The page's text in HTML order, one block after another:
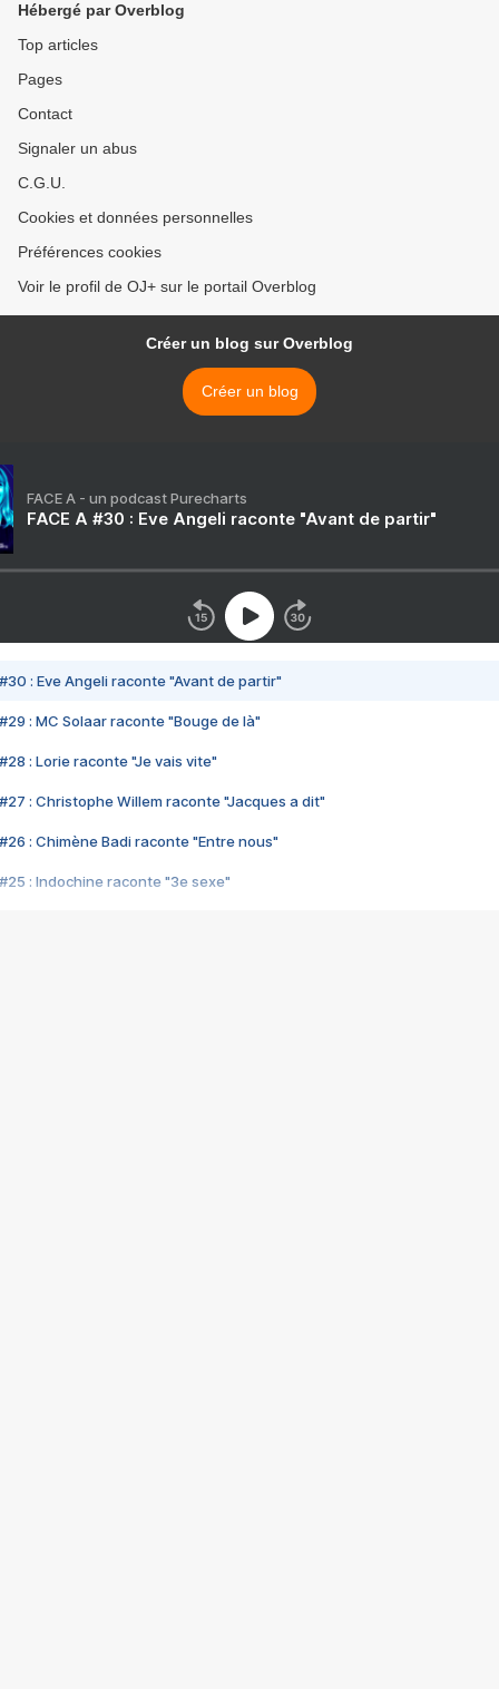
Hébergé par Overblog
Top articles
Pages
Contact
Signaler un abus
C.G.U.
Cookies et données personnelles
Préférences cookies
Voir le profil de OJ+ sur le portail Overblog
Créer un blog sur Overblog
Créer un blog
FACE A - un podcast Purecharts
FACE A #30 : Eve Angeli raconte "Avant de partir"
#30 : Eve Angeli raconte "Avant de partir"
#29 : MC Solaar raconte "Bouge de là"
#28 : Lorie raconte "Je vais vite"
#27 : Christophe Willem raconte "Jacques a dit"
#26 : Chimène Badi raconte "Entre nous"
#25 : Indochine raconte "3e sexe"